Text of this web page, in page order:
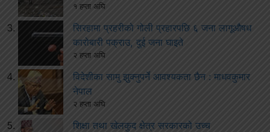
१ हप्ता अघि
सिरहामा प्रहरीको गोली प्रहारपछि ६ जना लागूऔषध
कारोबारी पक्राउ, दुई जना घाइते
२ हप्ता अघि
विदेशीका सामु झुक्नुपर्ने आवश्यकता छैन : माधवकुमार
नेपाल
२ हप्ता अघि
शिक्षा तथा खेलकुद क्षेत्र सरकारको उच्च